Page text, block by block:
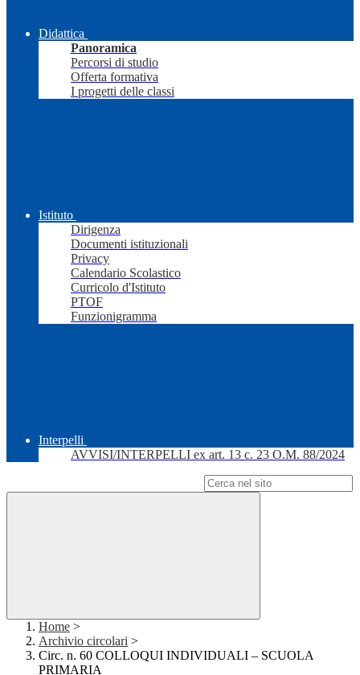
Didattica
Panoramica
Percorsi di studio
Offerta formativa
I progetti delle classi
Istituto
Dirigenza
Documenti istituzionali
Privacy
Calendario Scolastico
Curricolo d'Istituto
PTOF
Funzionigramma
Interpelli
AVVISI/INTERPELLI ex art. 13 c. 23 O.M. 88/2024
Home >
Archivio circolari >
Circ. n. 60 COLLOQUI INDIVIDUALI – SCUOLA
PRIMARIA